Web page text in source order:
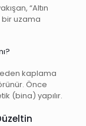
“Altın
bir uzama
kaplama
Önce
(bina) yapılır.